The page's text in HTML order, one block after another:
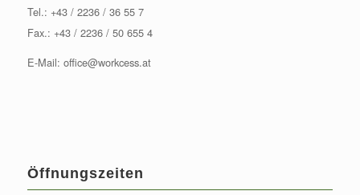
Tel.: +43 / 2236 / 36 55 7
Fax.: +43 / 2236 / 50 655 4
E-Mail: office@workcess.at
Öffnungszeiten